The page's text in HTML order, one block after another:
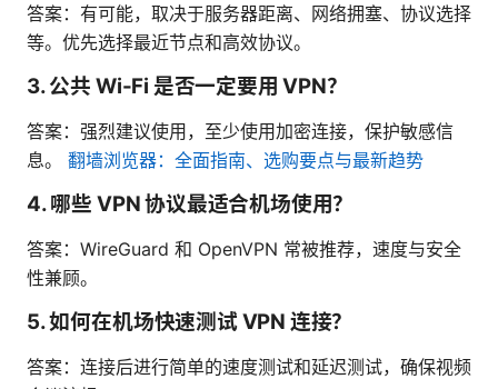
答案：有可能，取决于服务器距离、网络拥塞、协议选择
等。优先选择最近节点和高效协议。
3. 公共 Wi-Fi 是否一定要用 VPN？
答案：强烈建议使用，至少使用加密连接，保护敏感信
息。 翻墙浏览器：全面指南、选购要点与最新趋势
4. 哪些 VPN 协议最适合机场使用？
答案：WireGuard 和 OpenVPN 常被推荐，速度与安全
性兼顾。
5. 如何在机场快速测试 VPN 连接？
答案：连接后进行简单的速度测试和延迟测试，确保视频